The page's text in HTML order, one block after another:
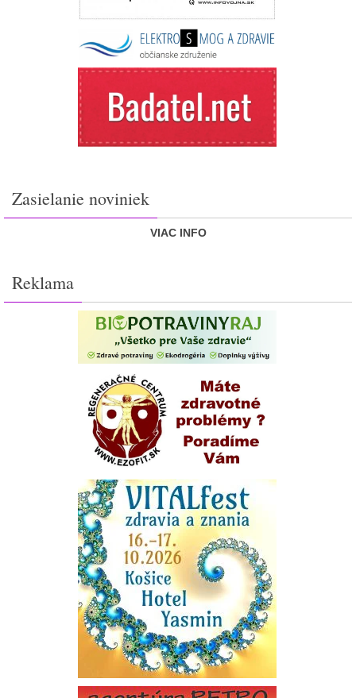
Zasielanie noviniek
VIAC INFO
Reklama